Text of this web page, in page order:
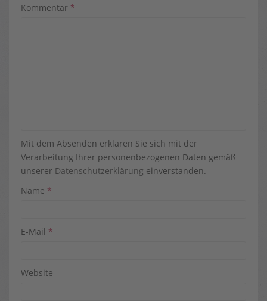
Kommentar *
Mit dem Absenden erklären Sie sich mit der
Verarbeitung Ihrer personenbezogenen Daten gemäß
unserer Datenschutzerklärung einverstanden.
Name *
E-Mail *
Website